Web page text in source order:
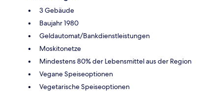
3 Gebäude
Baujahr 1980
Geldautomat/Bankdienstleistungen
Moskitonetze
Mindestens 80% der Lebensmittel aus der Region
Vegane Speiseoptionen
Vegetarische Speiseoptionen